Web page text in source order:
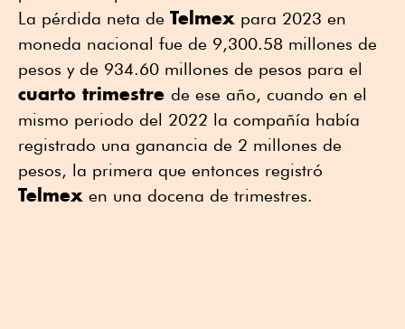
La pérdida neta de Telmex para 2023 en
moneda nacional fue de 9,300.58 millones de
pesos y de 934.60 millones de pesos para el
cuarto trimestre de ese año, cuando en el
mismo periodo del 2022 la compañía había
registrado una ganancia de 2 millones de
pesos, la primera que entonces registró
Telmex en una docena de trimestres.